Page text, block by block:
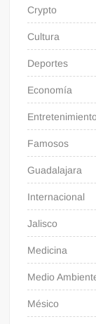
Crypto
Cultura
Deportes
Economía
Entretenimiento
Famosos
Guadalajara
Internacional
Jalisco
Medicina
Medio
Mésico